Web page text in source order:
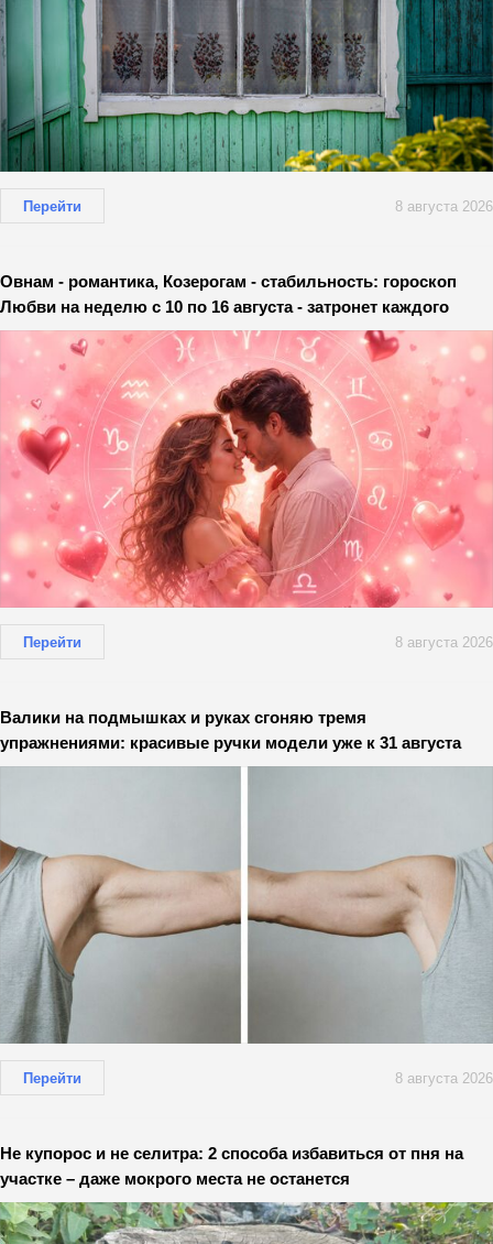
Перейти 8 августа 2026
Овнам - романтика, Козерогам - стабильность: гороскоп
Любви на неделю с 10 по 16 августа - затронет каждого
Перейти 8 августа 2026
Валики на подмышках и руках сгоняю тремя
упражнениями: красивые ручки модели уже к 31 августа
Перейти 8 августа 2026
Не купорос и не селитра: 2 способа избавиться от пня на
участке – даже мокрого места не останется